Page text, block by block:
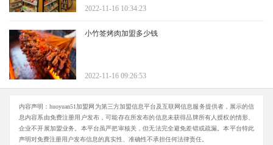
2022-11-16 10:34:23
小竹签烤肉加盟多少钱
2022-11-16 09:26:53
内容声明：huoyuan51加盟网为第三方加盟信息平台及互联网信息服务提供者，展示的信
息内容系由免费注册用户发布，可能存在所发布的信息未获得品牌所有人授权的情形、
企业不开展加盟业务。本平台虽严把审核关，但无法完全避免差错或疏漏。本平台特此
声明对免费注册用户发布信息的真实性、准确性不承担任何法律责任。